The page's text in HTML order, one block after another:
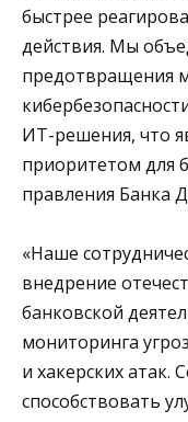
быстрее
действия. Мы
предотвращения
ИТ-решения, что
приоритетом для
правления Банка
«Наше
внедрение
банковской
мониторинга
и хакерских атак.
способствовать